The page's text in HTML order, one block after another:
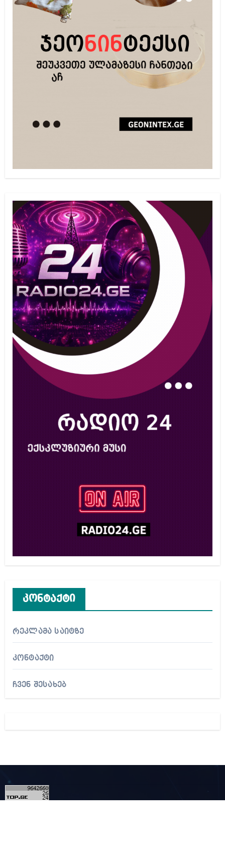
კონტაქტი
რეკლამა საიტზე
კონტაქტი
ჩვენ შესახებ